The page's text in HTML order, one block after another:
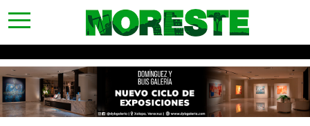
toggle
navigation